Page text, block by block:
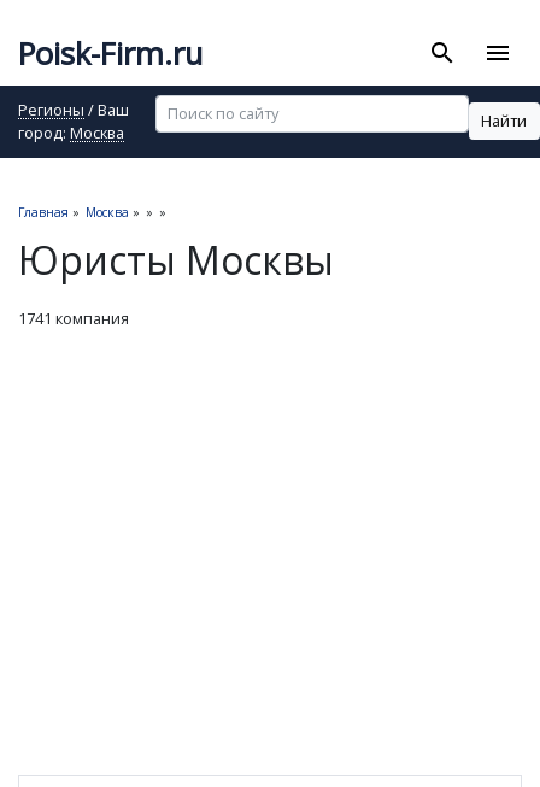
Poisk-Firm.ru search menu
Регионы / Ваш
город: Москва
Найти
Главная » Москва » » »
Юристы Москвы
1741 компания